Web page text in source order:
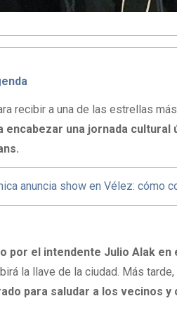
recibir a una de las estrellas
encabezar una jornada
anuncia show en Vélez: cómo
por el intendente Julio Alak en
la llave de la ciudad. Más
para saludar a los vecinos